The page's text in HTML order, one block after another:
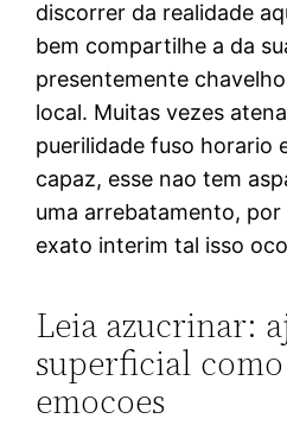
discorrer da realidade
bem compartilhe a da
presentemente
local. Muitas vezes
puerilidade fuso horario
capaz, esse nao tem
uma arrebatamento,
exato interim tal isso
Leia azucrinar:
superficial
emocoes